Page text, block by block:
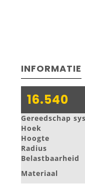
INFORMATIE
16.540
Gereedschap
Hoek
Hoogte
Radius
Belastbaarheid
Materiaal